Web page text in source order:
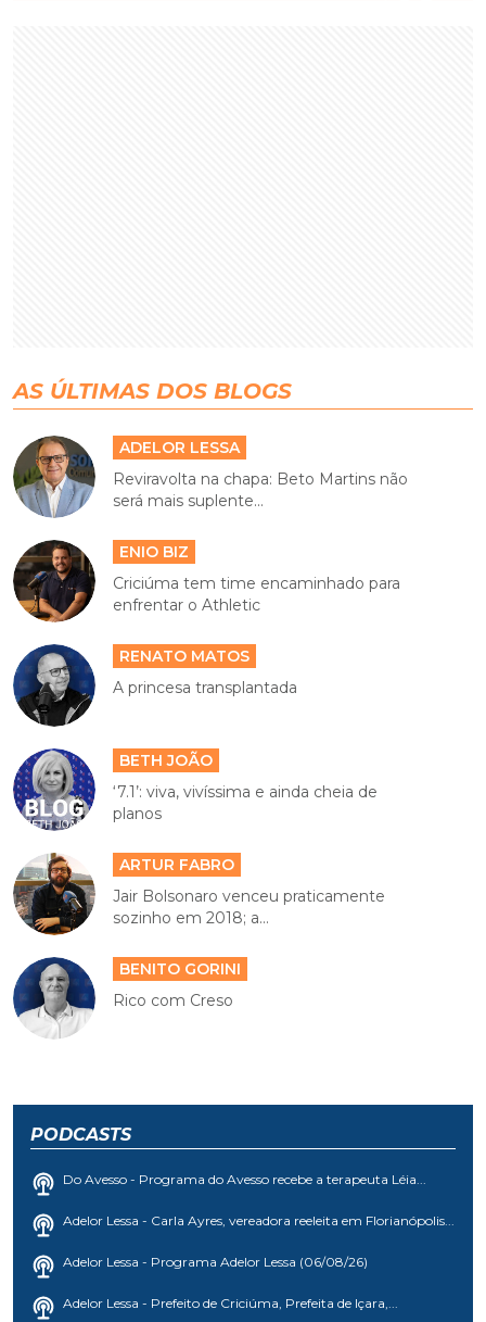
AS ÚLTIMAS DOS BLOGS
ADELOR LESSA
Reviravolta na chapa: Beto Martins não
será mais suplente...
ENIO BIZ
Criciúma tem time encaminhado para
enfrentar o Athletic
RENATO MATOS
A princesa transplantada
BETH JOÃO
‘7.1’: viva, vivíssima e ainda cheia de
planos
ARTUR FABRO
Jair Bolsonaro venceu praticamente
sozinho em 2018; a...
BENITO GORINI
Rico com Creso
PODCASTS
Do Avesso - Programa do Avesso recebe a terapeuta Léia...
Adelor Lessa - Carla Ayres, vereadora reeleita em Florianópolis...
Adelor Lessa - Programa Adelor Lessa (06/08/26)
Adelor Lessa - Prefeito de Criciúma, Prefeita de Içara,...